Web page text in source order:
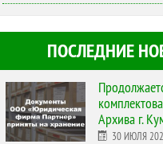
ПОСЛЕДНИЕ
Архива г.
30 ИЮЛЯ